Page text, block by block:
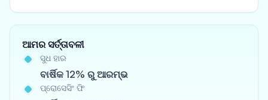
ଆମର ସର୍ତ୍ତାବଳୀ
ସୁଧ ହାର
ବାର୍ଷିକ 12% ରୁ ଆରମ୍ଭ
ପ୍ରୋସେସିଂ ଫି